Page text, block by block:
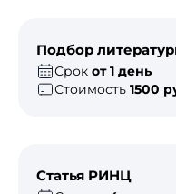
Подбор
Срок от 1 день
Стоимость 1500
Статья РИНЦ